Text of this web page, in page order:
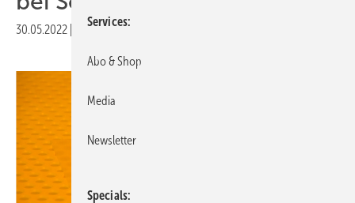
30.05.2022 Druckvorschau
Services
Abo & Shop
Media
Newsletter
Specials